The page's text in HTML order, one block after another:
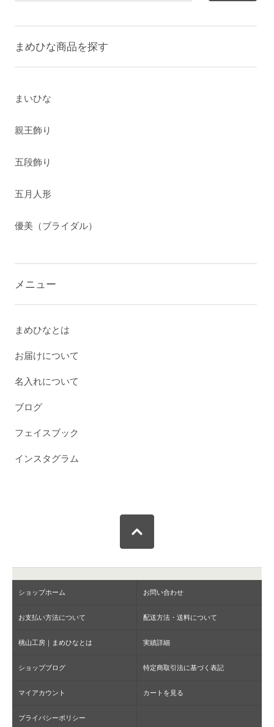
まめひな商品を探す
まいひな
親王飾り
五段飾り
五月人形
優美（ブライダル）
メニュー
まめひなとは
お届けについて
名入れについて
ブログ
フェイスブック
インスタグラム
ショップホーム お問い合わせ
お支払い方法について 配送方法・送料について
桃山工房｜まめひなとは 実績詳細
ショップブログ 特定商取引法に基づく表記
マイアカウント カートを見る
プライバシーポリシー